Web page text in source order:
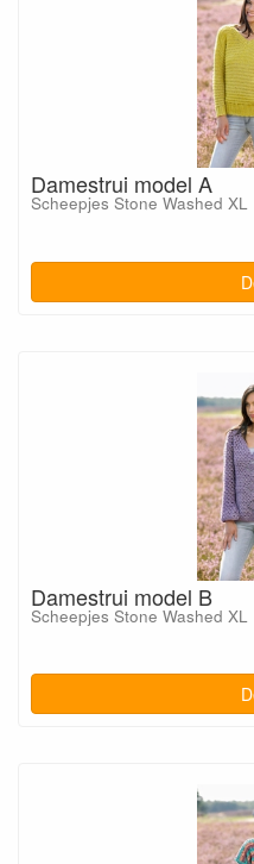
Damestrui model A
Scheepjes Stone Washed XL
Damestrui model B
Scheepjes Stone Washed XL